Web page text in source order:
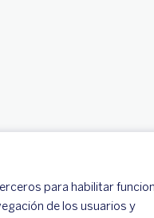
para habilitar
de los usuarios y